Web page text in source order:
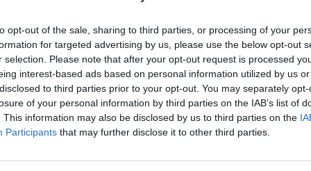
opt-out of the sale, sharing to third parties, or processing of your
for targeted advertising by us, please use the below opt-out
selection. Please note that after your opt-out request is processed
interest-based ads based on personal information utilized by us
to third parties prior to your opt-out. You may separately
of your personal information by third parties on the IAB’s list of
This information may also be disclosed by us to third parties on the
Participants that may further disclose it to other third parties.
quotidiens de Maître des Mots. Les développeurs du
jour ! Cela signifie plus de plaisir pour nous tous,
ici, il y a de fortes chances que vous recherchiez Maître
a créé cette page et la mettra à jour tous les jours
d'ajouter cette page à vos signets afin que